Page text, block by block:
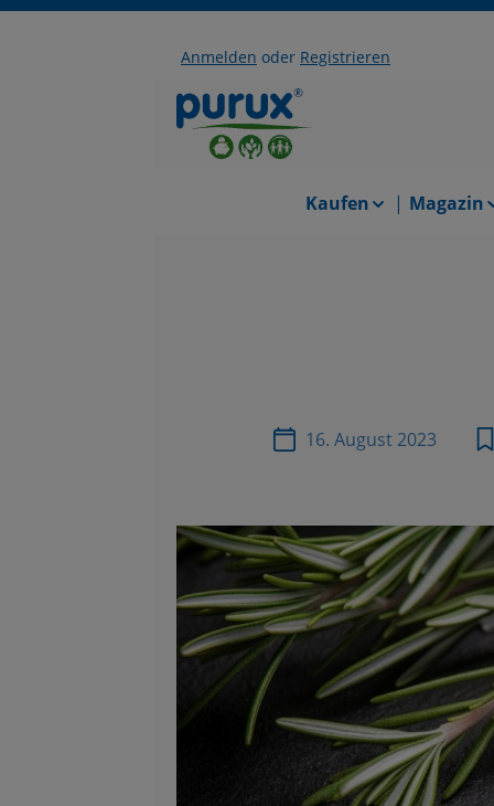
Zur Hauptnavigation springen
Anmelden oder Registrieren
Kaufen Magazin
16. August 2023